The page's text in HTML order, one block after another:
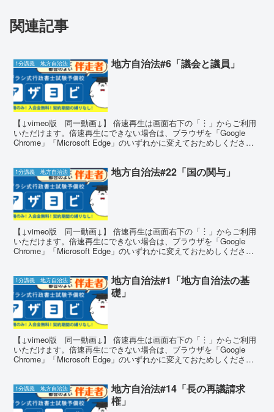
関連記事
1分講義 地方自治法 地方自治法#6「議会と議員」
【↓vimeo版 同一動画↓】 倍速再生は画面右下の「︙」からご利用
いただけます。倍速再生にできない場合は、ブラウザを「Google
Chrome」「Microsoft Edge」のいずれかに変えておためしくださ
1分講義 地方自治法 地方自治法#22「国の関与」
【↓vimeo版 同一動画↓】 倍速再生は画面右下の「︙」からご利用
いただけます。倍速再生にできない場合は、ブラウザを「Google
Chrome」「Microsoft Edge」のいずれかに変えておためしくださ
1分講義 地方自治法
地方自治法#1「地方自治法の基
礎」
【↓vimeo版 同一動画↓】 倍速再生は画面右下の「︙」からご利用
いただけます。倍速再生にできない場合は、ブラウザを「Google
Chrome」「Microsoft Edge」のいずれかに変えておためしくださ
1分講義 地方自治法
地方自治法#14「長の再議請求
権」